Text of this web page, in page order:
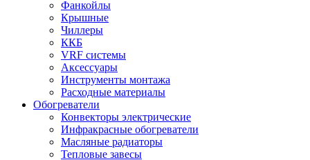
Фанкойлы
Крышные
Чиллеры
ККБ
VRF системы
Аксессуары
Инструменты монтажа
Расходные материалы
Обогреватели
Конвекторы электрические
Инфракрасные обогреватели
Масляные радиаторы
Тепловые завесы